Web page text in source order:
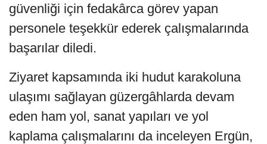
güvenliği için fedakârca görev yapan
personele teşekkür ederek çalışmalarında
başarılar diledi.
Ziyaret kapsamında iki hudut karakoluna
ulaşımı sağlayan güzergâhlarda devam
eden ham yol, sanat yapıları ve yol
kaplama çalışmalarını da inceleyen Ergün,